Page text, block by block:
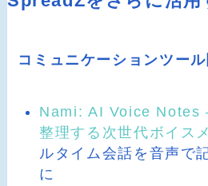
コミュニケーションツー
Nami: AI Voice Notes
整理する次世代ボイス
ルタイム会話を音声で
に